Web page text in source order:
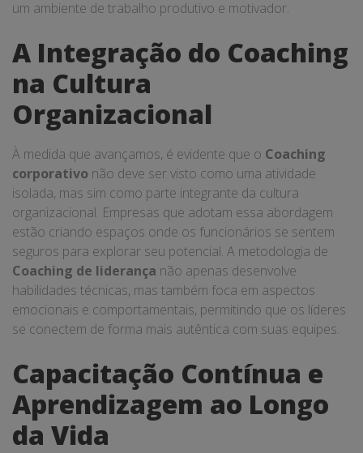
um ambiente de trabalho produtivo e motivador.
A Integração do Coaching
na Cultura
Organizacional
À medida que avançamos, é evidente que o Coaching
corporativo não deve ser visto como uma atividade
isolada, mas sim como parte integrante da cultura
organizacional. Empresas que adotam essa abordagem
estão criando espaços onde os funcionários se sentem
seguros para explorar seu potencial. A metodologia de
Coaching de liderança não apenas desenvolve
habilidades técnicas, mas também foca em aspectos
emocionais e comportamentais, permitindo que os líderes
se conectem de forma mais autêntica com suas equipes.
Capacitação Contínua e
Aprendizagem ao Longo
da Vida